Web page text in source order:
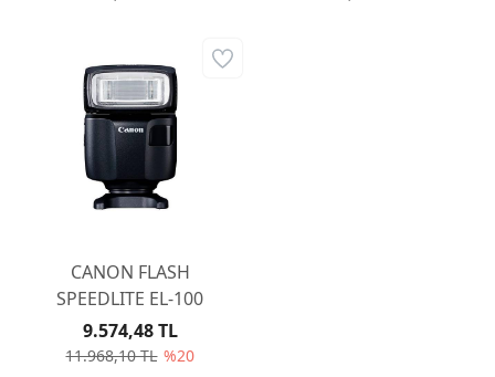
CANON FLASH
SPEEDLITE EL-100
11.968,10 TL %20
9.574,48 TL